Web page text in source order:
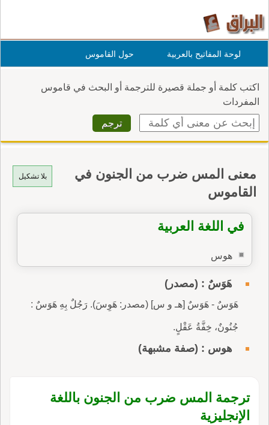
لوحة المفاتيح بالعربية حول القاموس
اكتب كلمة أو جملة قصيرة للترجمة أو البحث في قاموس
المفردات
بلا تشكيل
معنى المس ضرب من الجنون في
القاموس
في اللغة العربية
هوس
هَوَسٌ : (مصدر)
هَوَسٌ - هَوَسٌ [هـ و س] (مصدر: هَوِسَ). رَجُلٌ بِهِ هَوَسٌ :
جُنُونٌ، خِفَّةُ عَقْلٍ.
هوس : (صفة مشبهة)
ترجمة المس ضرب من الجنون باللغة
الإنجليزية